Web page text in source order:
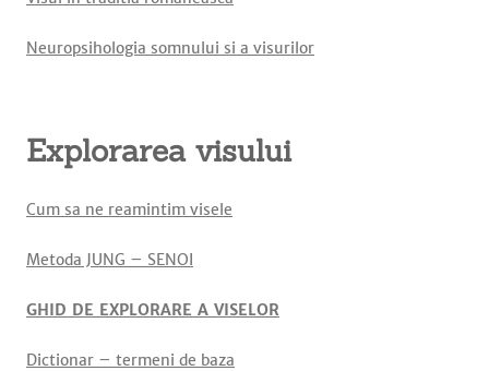
Neuropsihologia somnului si a visurilor
Explorarea visului
Cum sa ne reamintim visele
Metoda JUNG – SENOI
GHID DE EXPLORARE A VISELOR
Dictionar – termeni de baza